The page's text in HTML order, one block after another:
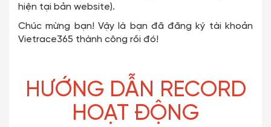
hiện tại bản website).
Chúc mừng bạn! Vậy là bạn đã đăng ký tài khoản
Vietrace365 thành công rồi đó!
HƯỚNG DẪN RECORD
HOẠT ĐỘNG